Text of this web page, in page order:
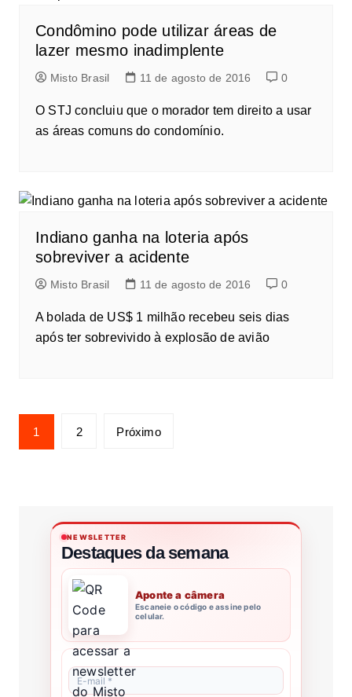
Condômino pode utilizar áreas de
lazer mesmo inadimplente
Misto Brasil 11 de agosto de 2016 0
O STJ concluiu que o morador tem direito a usar
as áreas comuns do condomínio.
Indiano ganha na loteria após
sobreviver a acidente
Misto Brasil 11 de agosto de 2016 0
A bolada de US$ 1 milhão recebeu seis dias
após ter sobrevivido à explosão de avião
1 2 Próximo
NEWSLETTER
Destaques da semana
Aponte a câmera
Escaneie o código e assine pelo
celular.